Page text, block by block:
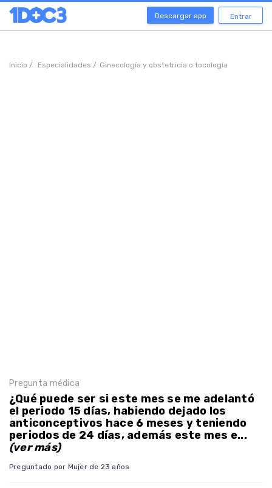
Descargar app Entrar
Inicio / Especialidades / Ginecología y obstetricia o tocología
Pregunta médica
¿Qué puede ser si este mes se me adelantó
el periodo 15 días, habiendo dejado los
anticonceptivos hace 6 meses y teniendo
periodos de 24 días, además este mes e...
(ver más)
Preguntado por Mujer de 23 años